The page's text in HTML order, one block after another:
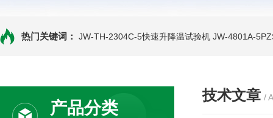
热门关键词： JW-TH-2304C-5快速升降温试验机 JW-4801A-
产品分类
技术文章 /